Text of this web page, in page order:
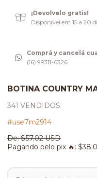
¡Devolvelo gratis!
Disponível em 15 a 20
Comprá y cancelá
(16) 99311-6326
BOTINA COUNTRY
341 VENDIDOS.
#use7m2914
De:$57.02 USD
Pagando pelo pix 🔥: